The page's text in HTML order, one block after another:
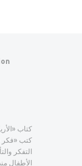
کتاب
كتب «فكر
التفكر
الأطفال